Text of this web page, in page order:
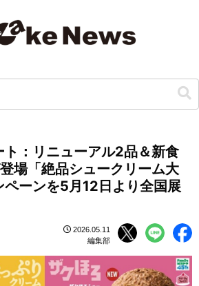
ト：リニューアル2品＆新食
場「絶品シュークリーム大
ペーンを5月12日より全国展
2026.05.11
編集部